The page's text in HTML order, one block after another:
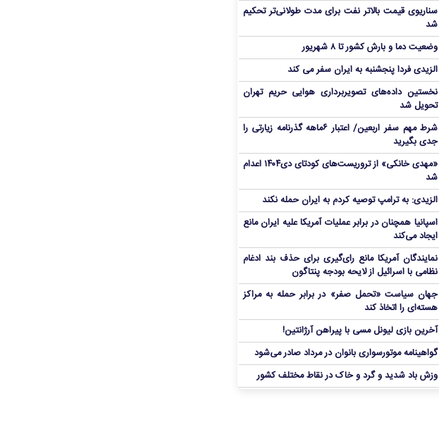
سناریوی قیمت بالاتر نفت برای مدت طولانی‌تر تحکیم
شد
وضعیت دما و بارش کشور تا ۸ شهریور
الزیدی فردا پنجشنبه به ایران سفر می کند
نخستین داده‌های تصویربرداری هوایی حریم تهران
تحویل شد
شرط مهم سفر اربعین/ اعتبار ۶ماهه گذرنامه زیارتی را
جدی بگیرید
«مهدی خانکی» از تروریست‌های کودتای دی۱۴۰۴ اعدام
شد
الزیدی: به ترامپ توصیه کردم به ایران حمله نکند
اسپانیا همچنان در برابر عملیات آمریکا علیه ایران مانع
ایجاد می‌کند
نمایندگان آمریکا مانع رای‌گیری برای حذف بند ادغام
نظامی با اسرائیل از لایحه بودجه پنتاگون
جهان سیاست «تحمل صفر» در برابر حمله به مراکز
هسته‌ای را اتخاذ کند
آخرین بازی لیونل مسی با پیراهن آرژانتین!
گواهینامه موتورسواری بانوان در مرداد صادر می‌شود
وزش باد شدید و گرد و خاک در نقاط مختلف کشور